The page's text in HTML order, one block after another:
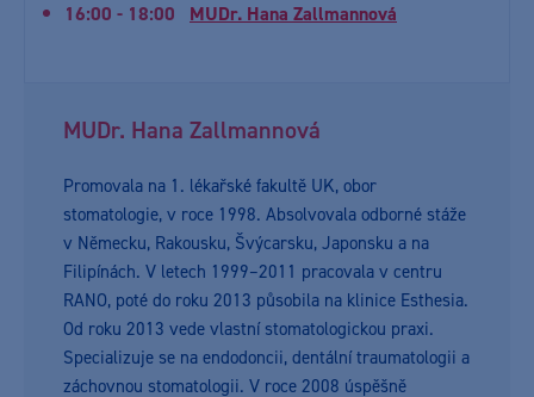
16:00 - 18:00 MUDr. Hana Zallmannová
MUDr. Hana Zallmannová
Promovala na 1. lékařské fakultě UK, obor
stomatologie, v roce 1998. Absolvovala odborné stáže
v Německu, Rakousku, Švýcarsku, Japonsku a na
Filipínách. V letech 1999–2011 pracovala v centru
RANO, poté do roku 2013 působila na klinice Esthesia.
Od roku 2013 vede vlastní stomatologickou praxi.
Specializuje se na endodoncii, dentální traumatologii a
záchovnou stomatologii. V roce 2008 úspěšně